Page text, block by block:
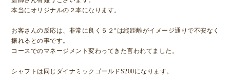
本当にオリジナルの２本になります。
お客さんの反応は、非常に良く５２°は縦距離がイメージ通りで不安なく
振れるとの事です。
コースでのマネージメント変わってきた言われてました。
シャフトは同じダイナミックゴールドS200になります。